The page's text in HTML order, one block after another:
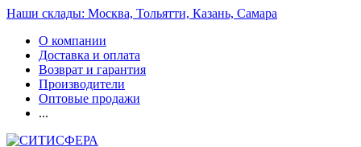
Наши склады: Москва, Тольятти, Казань, Самара
О компании
Доставка и оплата
Возврат и гарантия
Производители
Оптовые продажи
...